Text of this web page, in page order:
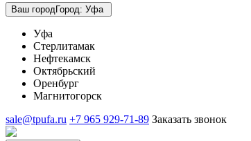
Ваш городГород: Уфа
Уфа
Стерлитамак
Нефтекамск
Октябрьский
Оренбург
Магнитогорск
sale@tpufa.ru +7 965 929-71-89 Заказать звонок